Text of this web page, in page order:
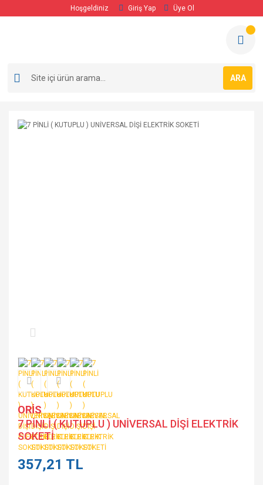
Hoşgeldiniz Giriş Yap Üye Ol
ARA
ORİS
7 PİNLİ ( KUTUPLU ) UNİVERSAL DİŞİ ELEKTRİK
SOKETİ
357,21 TL